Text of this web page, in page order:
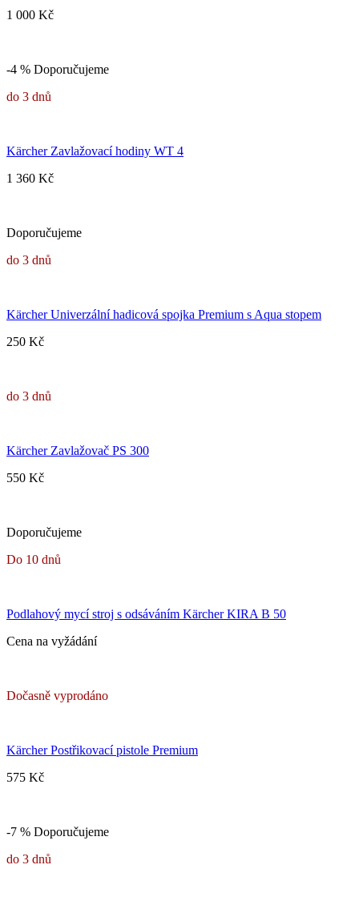
1 000 Kč
-4 % Doporučujeme
do 3 dnů
Kärcher Zavlažovací hodiny WT 4
1 360 Kč
Doporučujeme
do 3 dnů
Kärcher Univerzální hadicová spojka Premium s Aqua stopem
250 Kč
do 3 dnů
Kärcher Zavlažovač PS 300
550 Kč
Doporučujeme
Do 10 dnů
Podlahový mycí stroj s odsáváním Kärcher KIRA B 50
Cena na vyžádání
Dočasně vyprodáno
Kärcher Postřikovací pistole Premium
575 Kč
-7 % Doporučujeme
do 3 dnů